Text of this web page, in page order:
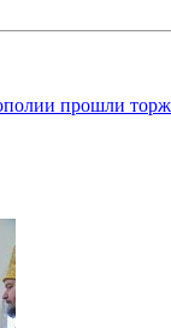
прошли